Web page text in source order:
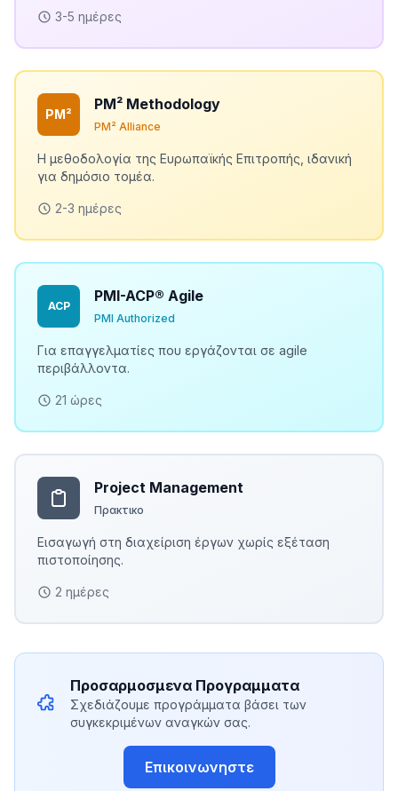
3-5 ημέρες
PM²
PM² Methodology
PM² Alliance
Η μεθοδολογία της Ευρωπαϊκής Επιτροπής, ιδανική
για δημόσιο τομέα.
2-3 ημέρες
ACP
PMI-ACP® Agile
PMI Authorized
Για επαγγελματίες που εργάζονται σε agile
περιβάλλοντα.
21 ώρες
Project Management
Πρακτικο
Εισαγωγή στη διαχείριση έργων χωρίς εξέταση
πιστοποίησης.
2 ημέρες
Προσαρμοσμενα Προγραμματα
Σχεδιάζουμε προγράμματα βάσει των
συγκεκριμένων αναγκών σας.
Επικοινωνηστε